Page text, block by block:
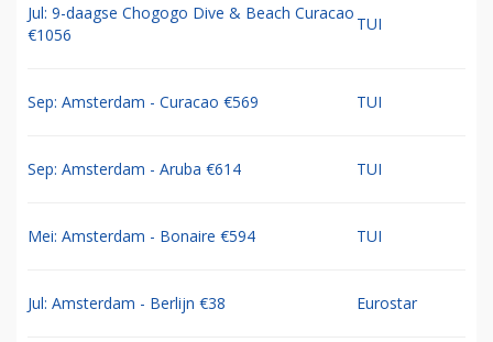
Jul: 9-daagse Chogogo Dive & Beach Curacao
€1056
TUI
Sep: Amsterdam - Curacao €569 TUI
Sep: Amsterdam - Aruba €614 TUI
Mei: Amsterdam - Bonaire €594 TUI
Jul: Amsterdam - Berlijn €38 Eurostar